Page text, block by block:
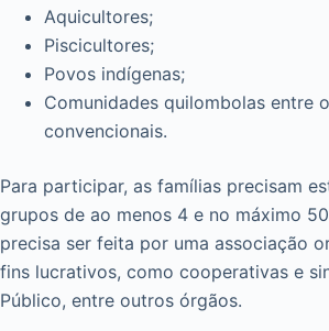
Aquicultores;
Piscicultores;
Povos indígenas;
Comunidades quilombolas entre
convencionais.
Para participar, as famílias precisam
grupos de ao menos 4 e no máximo
precisa ser feita por uma associação
fins lucrativos, como cooperativas e
Público, entre outros órgãos.